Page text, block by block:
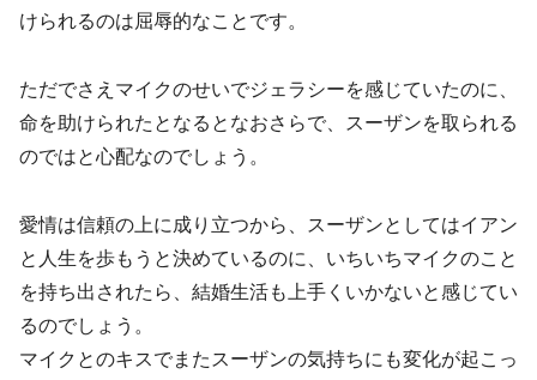
けられるのは屈辱的なことです。
ただでさえマイクのせいでジェラシーを感じていたのに、
命を助けられたとなるとなおさらで、スーザンを取られる
のではと心配なのでしょう。
愛情は信頼の上に成り立つから、スーザンとしてはイアン
と人生を歩もうと決めているのに、いちいちマイクのこと
を持ち出されたら、結婚生活も上手くいかないと感じてい
るのでしょう。
マイクとのキスでまたスーザンの気持ちにも変化が起こっ